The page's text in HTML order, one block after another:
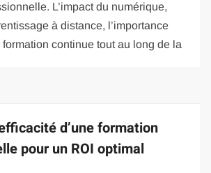
L’impact du numérique,
à distance, l’importance
continue tout au long de la
d’une formation
pour un ROI optimal